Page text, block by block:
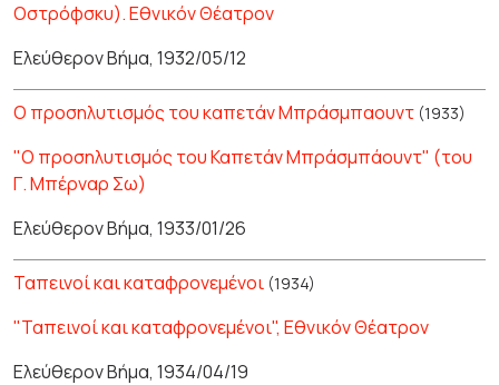
Οστρόφσκυ). Εθνικόν Θέατρον
Ελεύθερον Βήμα, 1932/05/12
Ο προσηλυτισμός του καπετάν Μπράσμπαουντ (1933)
"Ο προσηλυτισμός του Καπετάν Μπράσμπάουντ" (του
Γ. Μπέρναρ Σω)
Ελεύθερον Βήμα, 1933/01/26
Ταπεινοί και καταφρονεμένοι (1934)
"Ταπεινοί και καταφρονεμένοι", Εθνικόν Θέατρον
Ελεύθερον Βήμα, 1934/04/19